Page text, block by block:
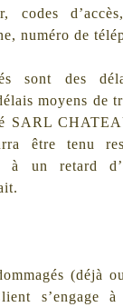
codes
numéro de
sont des
moyens de
SARL
être tenu
à un retard
(déjà
s’engage